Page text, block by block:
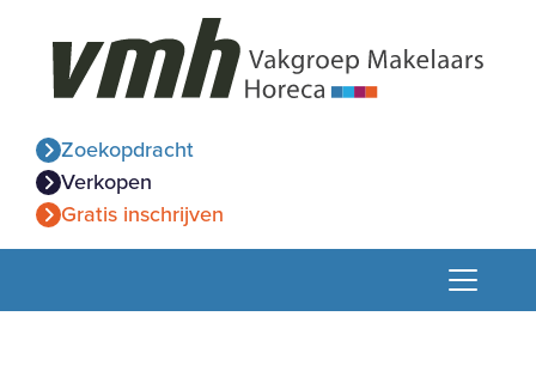
Zoekopdracht
Verkopen
Gratis inschrijven